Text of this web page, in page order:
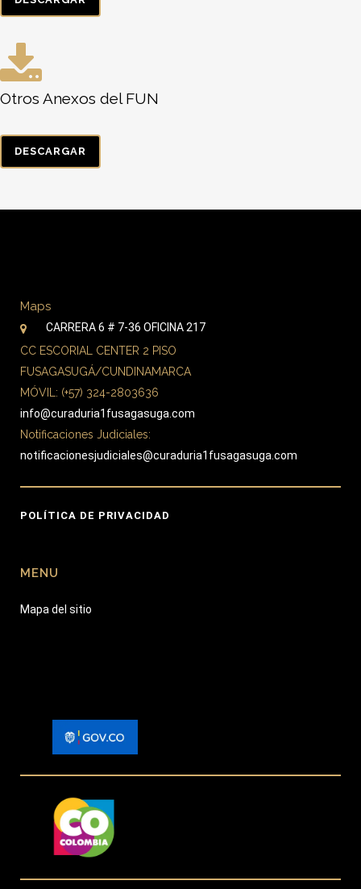
Otros Anexos del FUN
DESCARGAR
Maps
CARRERA 6 # 7-36 OFICINA 217
CC ESCORIAL CENTER 2 PISO
FUSAGASUGÁ/CUNDINAMARCA
MÓVIL: (+57) 324-2803636
info@curaduria1fusagasuga.com
Notificaciones Judiciales:
notificacionesjudiciales@curaduria1fusagasuga.com
POLÍTICA DE PRIVACIDAD
MENU
Mapa del sitio